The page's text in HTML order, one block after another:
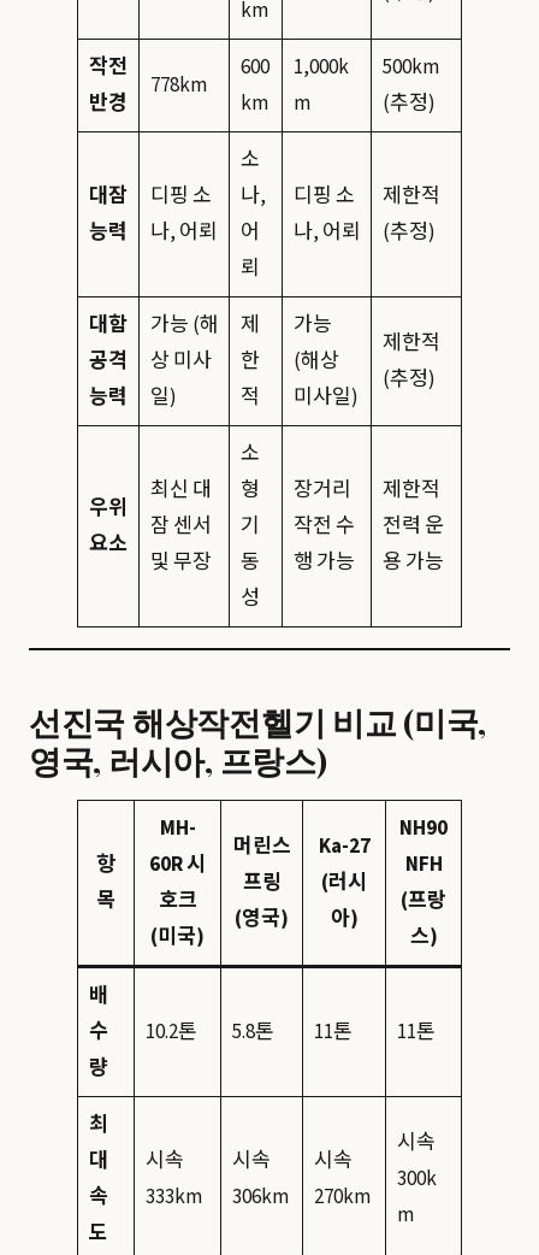
km
작전
반경
778km
600
km
1,000k
m
500km
(추정)
대잠
능력
디핑 소
나, 어뢰
소
나,
어
뢰
디핑 소
나, 어뢰
제한적
(추정)
대함
공격
능력
가능 (해
상 미사
일)
제
한
적
가능
(해상
미사일)
제한적
(추정)
우위
요소
최신 대
잠 센서
및 무장
소
형
기
동
성
장거리
작전 수
행 가능
제한적
전력 운
용 가능
선진국 해상작전헬기 비교 (미국,
영국, 러시아, 프랑스)
항
목
MH-
60R 시
호크
(미국)
머린스
프링
(영국)
Ka-27
(러시
아)
NH90
NFH
(프랑
스)
배
수
량
10.2톤 5.8톤 11톤 11톤
최
대
속
도
시속
333km
시속
306km
시속
270km
시속
300k
m